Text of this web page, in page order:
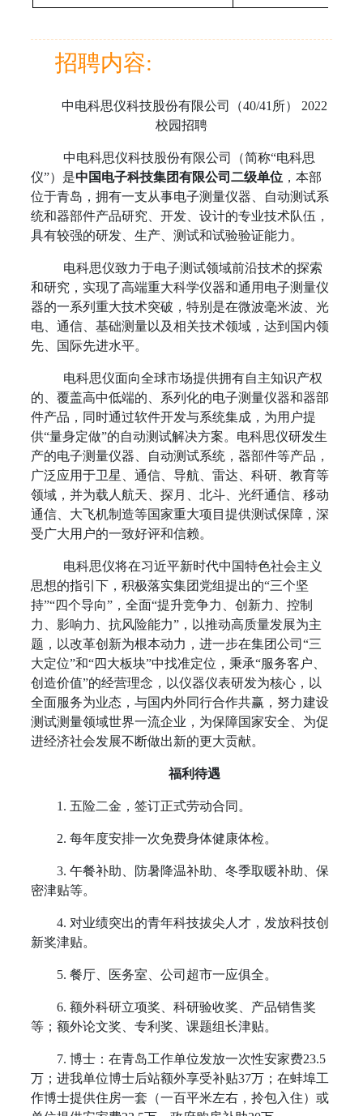
招聘内容:
中电科思仪科技股份有限公司（40/41 所）
2022
校园招聘
中电科思仪科技股份有限公司（简称“电科思
仪”）是中国电子科技集团有限公司二级单位 ，本部
位于青岛，拥有一支从事电子测量仪器、自动测试系
统和器部件产品研究、开发、设计的专业技术队伍，
具有较强的研发、生产、测试和试验验证能力。
电科思仪致力于电子测试领域前沿技术的探索
和研究，实现了高端重大科学仪器和通用电子测量仪
器的一系列重大技术突破，特别是在微波毫米波、光
电、通信、基础测量以及相关技术领域，达到国内领
先、国际先进水平。
电科思仪面向全球市场提供拥有自主知识产权
的、覆盖高中低端的、系列化的电子测量仪器和器部
件产品，同时通过软件开发与系统集成，为用户提
供“量身定做”的自动测试解决方案。电科思仪研发生
产的电子测量仪器、自动测试系统，器部件等产品，
广泛应用于卫星、通信、导航、雷达、科研、教育等
领域，并为载人航天、探月、北斗、光纤通信、移动
通信、大飞机制造等国家重大项目提供测试保障，深
受广大用户的一致好评和信赖。
电科思仪将在习近平新时代中国特色社会主义
思想的指引下，积极落实集团党组提出的“三个坚
持”“四个导向”，全面“提升竞争力、创新力、控制
力、影响力、抗风险能力”，以推动高质量发展为主
题，以改革创新为根本动力，进一步在集团公司“三
大定位”和“四大板块”中找准定位，秉承“服务客户、
创造价值”的经营理念，以仪器仪表研发为核心，以
全面服务为业态，与国内外同行合作共赢，努力建设
测试测量领域世界一流企业，为保障国家安全、为促
进经济社会发展不断做出新的更大贡献。
福利待遇
1. 五险二金，签订正式劳动合同。
2. 每年度安排一次免费身体健康体检。
3. 午餐补助、防暑降温补助、冬季取暖补助、保
密津贴等。
4. 对业绩突出的青年科技拔尖人才，发放科技创
新奖津贴。
5. 餐厅、医务室、公司超市一应俱全。
6. 额外科研立项奖、科研验收奖、产品销售奖
等；额外论文奖、专利奖、课题组长津贴。
7. 博士：在青岛工作单位发放一次性安家费23.5
万；进我单位博士后站额外享受补贴37万；在蚌埠工
作博士提供住房一套（一百平米左右，拎包入住）或